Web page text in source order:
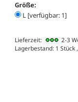
Größe:
L [verfügbar: 1]
Lieferzeit: 2-3
Lagerbestand: 1 Stück